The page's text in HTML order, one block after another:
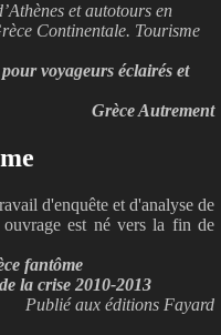
et autotours en
Continentale. Tourisme
voyageurs éclairés et
Grèce Autrement
d'enquête et d'analyse de
est né vers la fin de
fantôme
la crise 2010-2013
Publié aux éditions Fayard